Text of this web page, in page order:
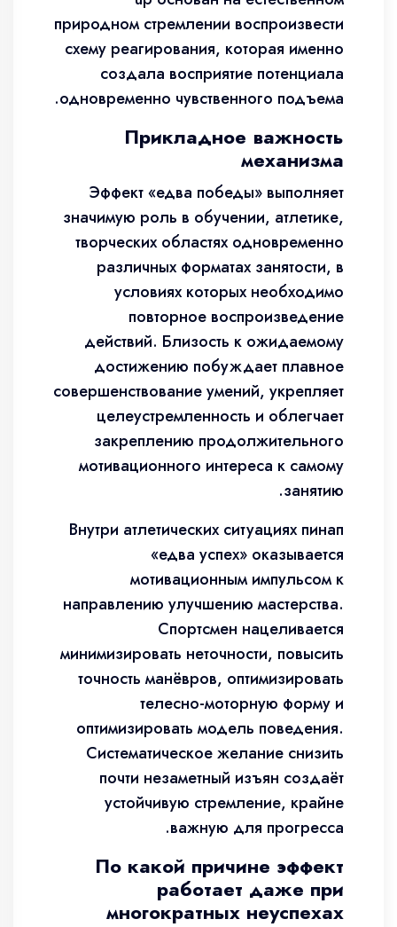
природном стремлении воспроизвести
схему реагирования, которая именно
создала восприятие потенциала
одновременно чувственного подъема.
Прикладное важность
механизма
Эффект «едва победы» выполняет
значимую роль в обучении, атлетике,
творческих областях одновременно
различных форматах занятости, в
условиях которых необходимо
повторное воспроизведение
действий. Близость к ожидаемому
достижению побуждает плавное
совершенствование умений, укрепляет
целеустремленность и облегчает
закреплению продолжительного
мотивационного интереса к самому
занятию.
Внутри атлетических ситуациях пинап
«едва успех» оказывается
мотивационным импульсом к
направлению улучшению мастерства.
Спортсмен нацеливается
минимизировать неточности, повысить
точность манёвров, оптимизировать
телесно-моторную форму и
оптимизировать модель поведения.
Систематическое желание снизить
почти незаметный изъян создаёт
устойчивую стремление, крайне
важную для прогресса.
По какой причине эффект
работает даже при
многократных неуспехах